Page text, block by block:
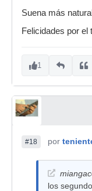
Suena más
Felicidades por el
1
#18 por
los